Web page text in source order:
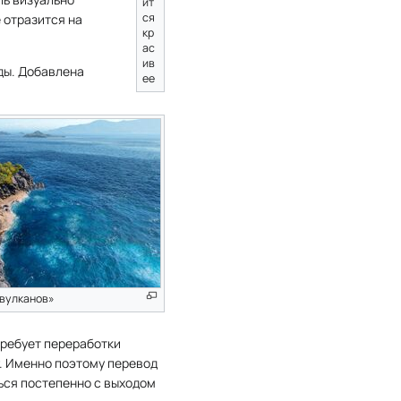
ся
кр
ас
ив
ее
на
Добавлена
переработки
Именно поэтому перевод
постепенно с выходом